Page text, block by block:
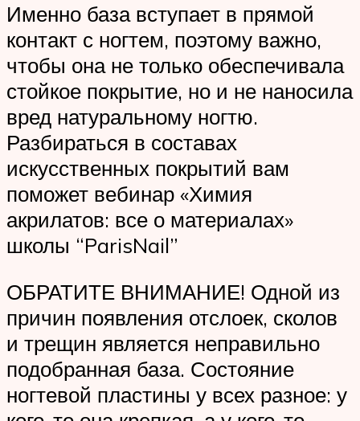
Именно база вступает в прямой
контакт с ногтем, поэтому важно,
чтобы она не только обеспечивала
стойкое покрытие, но и не наносила
вред натуральному ногтю.
Разбираться в составах
искусственных покрытий вам
поможет вебинар «Химия
акрилатов: все о материалах»
школы “ParisNail”
ОБРАТИТЕ ВНИМАНИЕ! Одной из
причин появления отслоек, сколов
и трещин является неправильно
подобранная база. Состояние
ногтевой пластины у всех разное: у